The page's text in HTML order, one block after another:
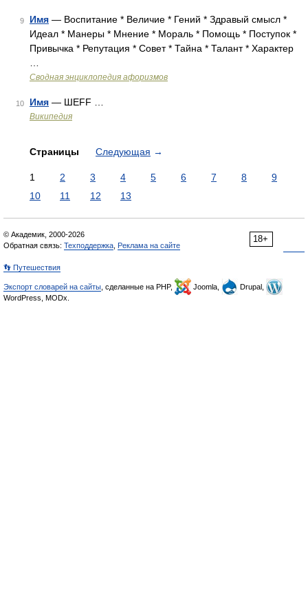
9 Имя — Воспитание * Величие * Гений * Здравый смысл *
Идеал * Манеры * Мнение * Мораль * Помощь * Поступок *
Привычка * Репутация * Совет * Тайна * Талант * Характер
Сводная энциклопедия афоризмов
10 Имя — ШEFF …
Википедия
Страницы Следующая →
1 2 3 4 5 6 7 8
9
10
11 12 13
18+
© Академик, 2000-2026
Обратная связь: Техподдержка Реклама на сайте
👣 Путешествия
Экспорт словарей на сайты , сделанные на PHP, Joomla,
Drupal,
WordPress, MODx.